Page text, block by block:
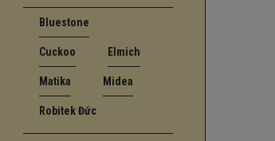
Bluestone
Cuckoo Elmich
Matika Midea
Robitek Đức